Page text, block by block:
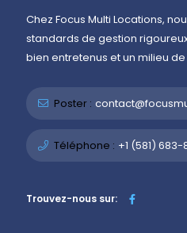
Chez Focus Multi Locations,
standards de gestion
bien entretenus et un milieu
Poster :
Téléphone : +1 (581) 683-
Trouvez-nous sur: